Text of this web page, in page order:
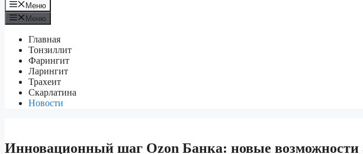
Меню
Меню
Главная
Тонзиллит
Фарингит
Ларингит
Трахеит
Скарлатина
Новости
Инновационный шаг Ozon Банка: новые